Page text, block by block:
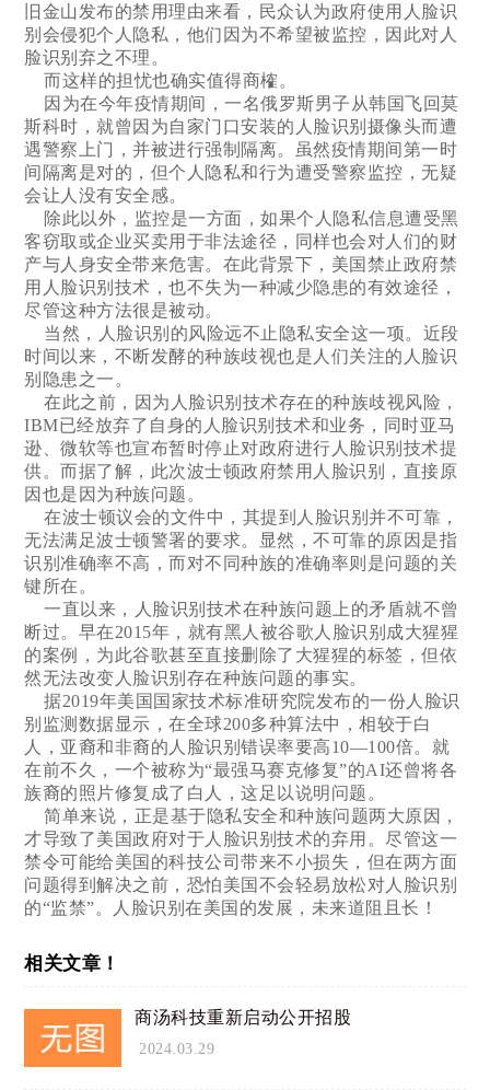
旧金山发布的禁用理由来看，民众认为政府使用人脸识
别会侵犯个人隐私，他们因为不希望被监控，因此对人
脸识别弃之不理。
而这样的担忧也确实值得商榷。
因为在今年疫情期间，一名俄罗斯男子从韩国飞回莫
斯科时，就曾因为自家门口安装的人脸识别摄像头而遭
遇警察上门，并被进行强制隔离。虽然疫情期间第一时
间隔离是对的，但个人隐私和行为遭受警察监控，无疑
会让人没有安全感。
除此以外，监控是一方面，如果个人隐私信息遭受黑
客窃取或企业买卖用于非法途径，同样也会对人们的财
产与人身安全带来危害。在此背景下，美国禁止政府禁
用人脸识别技术，也不失为一种减少隐患的有效途径，
尽管这种方法很是被动。
当然，人脸识别的风险远不止隐私安全这一项。近段
时间以来，不断发酵的种族歧视也是人们关注的人脸识
别隐患之一。
在此之前，因为人脸识别技术存在的种族歧视风险，
IBM已经放弃了自身的人脸识别技术和业务，同时亚马
逊、微软等也宣布暂时停止对政府进行人脸识别技术提
供。而据了解，此次波士顿政府禁用人脸识别，直接原
因也是因为种族问题。
在波士顿议会的文件中，其提到人脸识别并不可靠，
无法满足波士顿警署的要求。显然，不可靠的原因是指
识别准确率不高，而对不同种族的准确率则是问题的关
键所在。
一直以来，人脸识别技术在种族问题上的矛盾就不曾
断过。早在2015年，就有黑人被谷歌人脸识别成大猩猩
的案例，为此谷歌甚至直接删除了大猩猩的标签，但依
然无法改变人脸识别存在种族问题的事实。
据2019年美国国家技术标准研究院发布的一份人脸识
别监测数据显示，在全球200多种算法中，相较于白
人，亚裔和非裔的人脸识别错误率要高10—100倍。就
在前不久，一个被称为“最强马赛克修复”的AI还曾将各
族裔的照片修复成了白人，这足以说明问题。
简单来说，正是基于隐私安全和种族问题两大原因，
才导致了美国政府对于人脸识别技术的弃用。尽管这一
禁令可能给美国的科技公司带来不小损失，但在两方面
问题得到解决之前，恐怕美国不会轻易放松对人脸识别
的“监禁”。人脸识别在美国的发展，未来道阻且长！
相关文章！
商汤科技重新启动公开招股
2024.03.29